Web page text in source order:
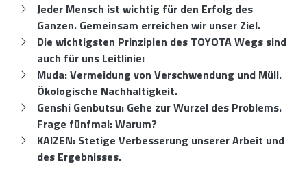
Jeder Mensch ist wichtig für den Erfolg des
Ganzen. Gemeinsam erreichen wir unser Ziel.
Die wichtigsten Prinzipien des TOYOTA Wegs sind
auch für uns Leitlinie:
Muda: Vermeidung von Verschwendung und Müll.
Ökologische Nachhaltigkeit.
Genshi Genbutsu: Gehe zur Wurzel des Problems.
Frage fünfmal: Warum?
KAIZEN: Stetige Verbesserung unserer Arbeit und
des Ergebnisses.